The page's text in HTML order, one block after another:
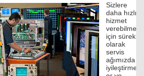
Sizlere
daha hızlı
hizmet
verebilmek
için sürekli
olarak
servis
ağımızda
iyileştirmel